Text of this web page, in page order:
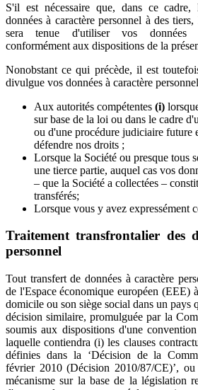
S'il est nécessaire que, dans ce
données à caractère personnel à des
sera tenue d'utiliser vos données
conformément aux dispositions de la
Nonobstant ce qui précède, il est
divulgue vos données à caractère
Aux autorités compétentes (i)
sur base de la loi ou dans le cadre
ou d'une procédure judiciaire future
défendre nos droits ;
Lorsque la Société ou presque tous
une tierce partie, auquel cas vos
– que la Société a collectées –
transférés;
Lorsque vous y avez expressément
Traitement transfrontalier des
personnel
Tout transfert de données à caractère
de l'Espace économique européen (EEE)
domicile ou son siège social dans un pays
décision similaire, promulguée par la
soumis aux dispositions d'une
laquelle contiendra (i) les clauses
définies dans la ‘Décision de la
février 2010 (Décision 2010/87/CE)’,
mécanisme sur la base de la législation